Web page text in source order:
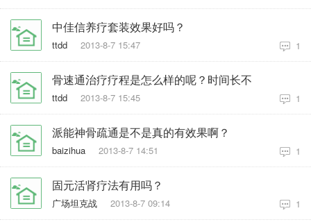
中佳信养疗套装效果好吗？
ttdd 2013-8-7 15:47 1
骨速通治疗疗程是怎么样的呢？时间长不
ttdd 2013-8-7 15:45 1
派能神骨疏通是不是真的有效果啊？
baizihua 2013-8-7 14:51 1
固元活肾疗法有用吗？
广场坦克战 2013-8-7 09:14 1